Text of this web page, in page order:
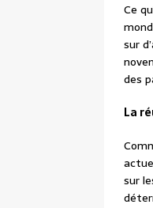
Ce
sur
des
La
sur